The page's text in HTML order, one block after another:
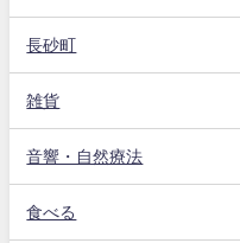
長砂町
雑貨
音響・自然療法
食べる